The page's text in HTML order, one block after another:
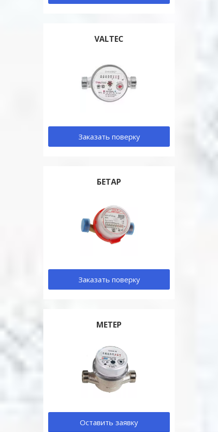
VALTEC
Заказать поверку
БЕТАР
Заказать поверку
МЕТЕР
Оставить заявку